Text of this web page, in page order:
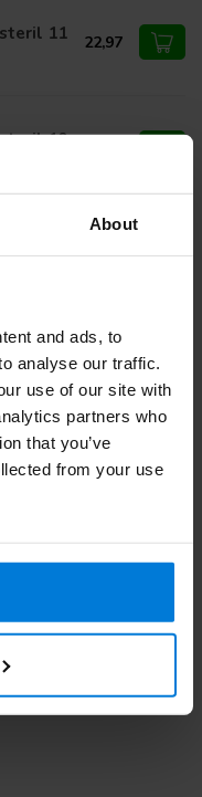
About
and ads, to
analyse our traffic.
use of our site with
partners who
that you’ve
from your use
11 22,97
10
Sie